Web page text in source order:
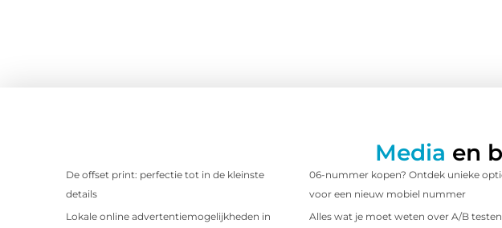
Media en
De offset print: perfectie tot in de kleinste
details
06-nummer kopen? Ontdek unieke
voor een nieuw mobiel nummer
Lokale online advertentiemogelijkheden in
Alles wat je moet weten over A/B testen